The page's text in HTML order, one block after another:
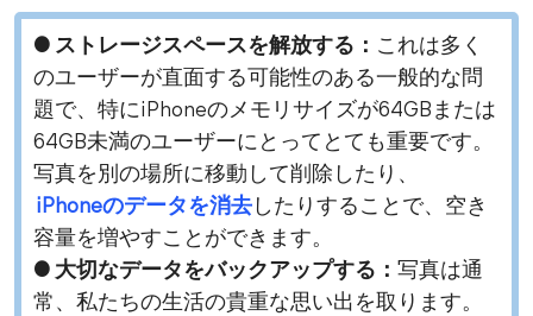
● ストレージスペースを解放する： これは多く
のユーザーが直面する可能性のある一般的な問
題で、特にiPhoneのメモリサイズが64GBまたは
64GB未満のユーザーにとってとても重要です。
写真を別の場所に移動して削除したり、
iPhoneのデータを消去したりすることで、空き
容量を増やすことができます。
● 大切なデータをバックアップする： 写真は通
常、私たちの生活の貴重な思い出を取ります。